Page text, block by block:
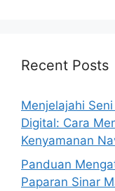
Recent Posts
Menjelajahi
Digital: Cara
Kenyamanan
Panduan
Paparan Sinar